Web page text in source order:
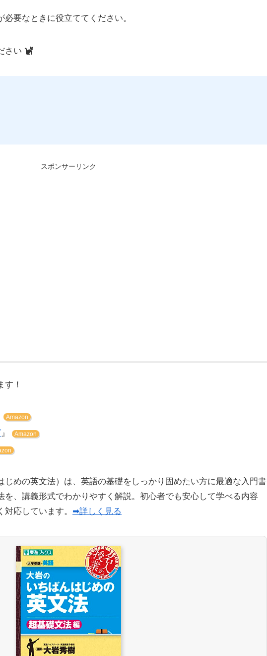
要なときに役立ててください。
さい
スポンサーリンク
す！
Amazon
』 Amazon
じめの英文法）は、英語の基礎をしっかり固めたい方に最適な入門書
を、講義形式でわかりやすく解説。初心者でも安心して学べる内容
応しています。 ➡詳しく見る